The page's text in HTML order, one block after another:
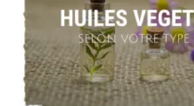
Les
Boutons
Naturellement